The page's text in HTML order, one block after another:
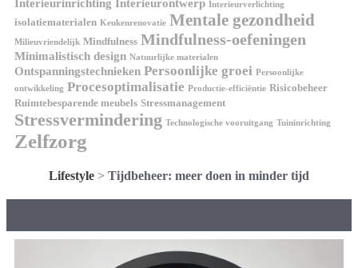
Interieurinrichting Interieurontwerp Interieurverlichting
isolatiematerialen Keukenrenovatie Mentale gezondheid
Milieuvriendelijk Mindfulness Mindfulness-oefeningen
Minimalistisch design Natuurlijke materialen
Ontspanningstechnieken Persoonlijke groei Persoonlijke
ontwikkeling Procesoptimalisatie Productie-efficiëntie Risicobeheer
Ruimtebesparende meubels Stressmanagement
Stressvermindering Technologische vooruitgang Tuininrichting
Zelfzorg
Lifestyle > Tijdbeheer: meer doen in minder tijd